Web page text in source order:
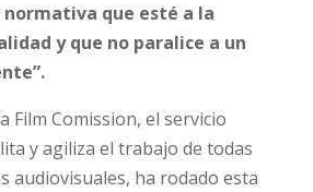
que esté a la
y que no paralice a un
Film Comission, el servicio
y agiliza el trabajo de todas
audiovisuales, ha rodado esta